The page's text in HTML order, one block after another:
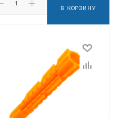
В КОРЗИНУ